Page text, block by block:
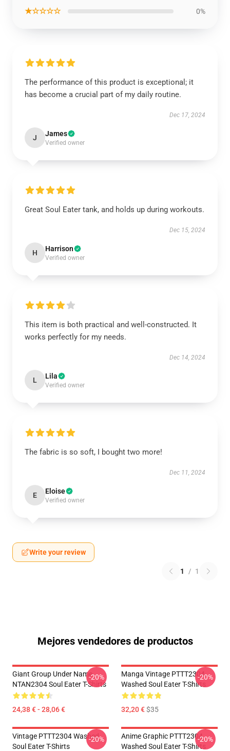
★☆☆☆☆ 0%
The performance of this product is exceptional; it
has become a crucial part of my daily routine.
Dec 17, 2024
J James
Verified owner
Great Soul Eater tank, and holds up during workouts.
Dec 15, 2024
H Harrison
Verified owner
This item is both practical and well-constructed. It
works perfectly for my needs.
Dec 14, 2024
L Lila
Verified owner
The fabric is so soft, I bought two more!
Dec 11, 2024
E Eloise
Verified owner
Write your review
1 / 1
Mejores vendedores de productos
Giant Group Under Name
NTAN2304 Soul Eater T-Shirts
24,38 € - 28,06 €
-20%
Manga Vintage PTTT2304
Washed Soul Eater T-Shirts
32,20 €$35
-20%
Vintage PTTT2304 Washed
Soul Eater T-Shirts
-20%
Anime Graphic PTTT2304
Washed Soul Eater T-Shirts
-20%